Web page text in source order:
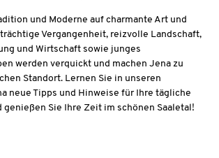
und Moderne auf charmante Art und
Vergangenheit, reizvolle Landschaft,
und Wirtschaft sowie junges
werden verquickt und machen Jena zu
Standort. Lernen Sie in unseren
neue Tipps und Hinweise für Ihre tägliche
Sie Ihre Zeit im schönen Saaletal!